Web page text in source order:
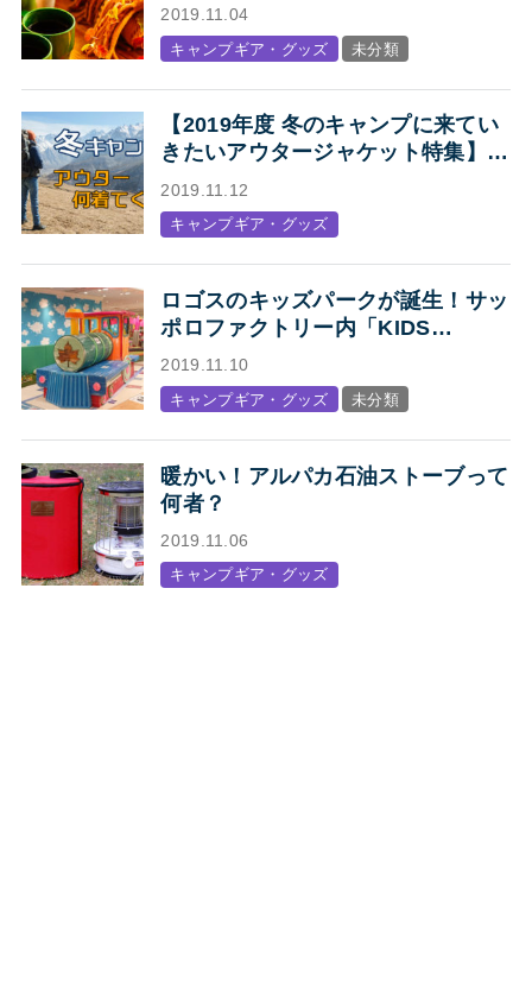
2019.11.04
キャンプギア・グッズ 未分類
【2019年度 冬のキャンプに来てい
きたいアウタージャケット特集】キ
ャンプ・アウトドアにオススメの、
人気アウトドアブランド各社のジャ
ケットまとめ【Mens】
2019.11.12
キャンプギア・グッズ
ロゴスのキッズパークが誕生！サッ
ポロファクトリー内「KIDS
STATION produced by LOGOS」
オープン
2019.11.10
キャンプギア・グッズ 未分類
暖かい！アルパカ石油ストーブって
何者？
2019.11.06
キャンプギア・グッズ